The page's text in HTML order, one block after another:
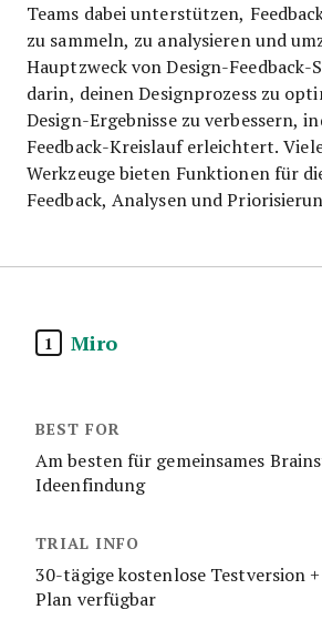
Teams dabei unterstützen,
zu sammeln, zu analysieren und
Hauptzweck von Design-Feedback-
darin, deinen Designprozess zu
Design-Ergebnisse zu verbessern,
Feedback-Kreislauf erleichtert.
Werkzeuge bieten Funktionen für
Feedback, Analysen und
1 Miro
Am besten für gemeinsames
Ideenfindung
30-tägige kostenlose Testversion
Plan verfügbar